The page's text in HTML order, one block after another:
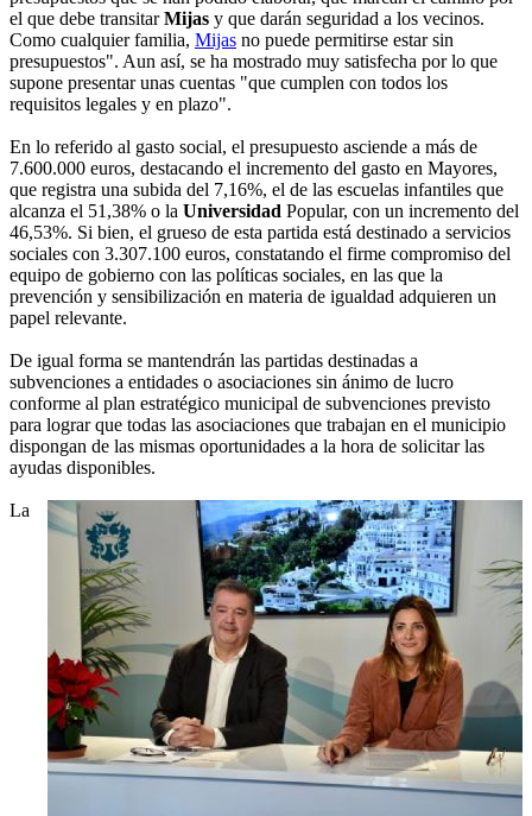
el que debe transitarMijas y que darán seguridad a los vecinos.
Como cualquier familia, Mijas no puede permitirse estar sin
presupuestos". Aun así, se ha mostrado muy satisfecha por lo que
supone presentar unas cuentas "que cumplen con todos los
requisitos legales y en plazo".
En lo referido al gasto social, el presupuesto asciende a más de
7.600.000 euros, destacando el incremento del gasto en Mayores,
que registra una subida del 7,16%, el de las escuelas infantiles que
alcanza el 51,38% o la Universidad Popular, con un incremento del
46,53%. Si bien, el grueso de esta partida está destinado a servicios
sociales con 3.307.100 euros, constatando el firme compromiso del
equipo de gobierno con las políticas sociales, en las que la
prevención y sensibilización en materia de igualdad adquieren un
papel relevante.
De igual forma se mantendrán las partidas destinadas a
subvenciones a entidades o asociaciones sin ánimo de lucro
conforme al plan estratégico municipal de subvenciones previsto
para lograr que todas las asociaciones que trabajan en el municipio
dispongan de las mismas oportunidades a la hora de solicitar las
ayudas disponibles.
La